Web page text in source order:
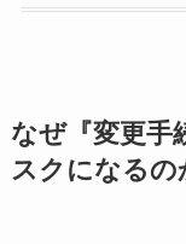
なぜ『変更手
スクになるの